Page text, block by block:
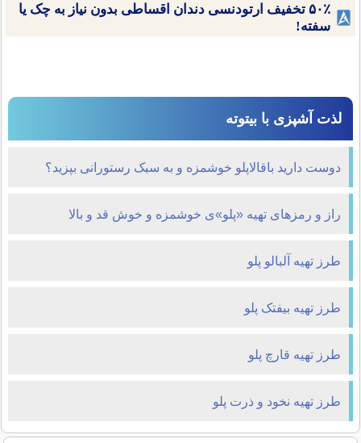
۵۰٪ تخفیف ارتودنسی دندان اقساطی بدون نیاز به چک یا
سفته!
لذت آشپزی با بیتوته
دوست دارید باقالاپلو خوشمزه و به سبک رستورانی بپزید؟
راز و رمزهای تهیه «پلو»ی خوشمزه و خوش قد و بالا
طرز تهیه آلبالو پلو
طرز تهیه بیفتک پلو
طرز تهیه قارچ پلو
طرز تهیه نخود و ذرت پلو